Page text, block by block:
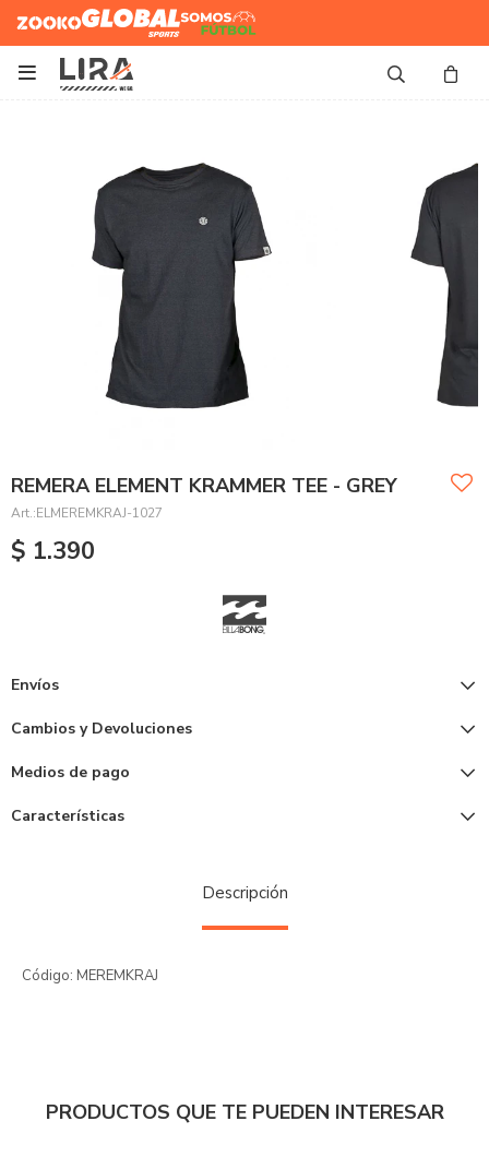
Zooko Global Sports
Somos
Futbol

REMERA ELEMENT KRAMMER TEE - GREY
ELMEREMKRAJ-1027
$ 1.390
Envíos
Cambios y Devoluciones
Medios de pago
Características
Descripción
Código: MEREMKRAJ
PRODUCTOS QUE TE PUEDEN INTERESAR